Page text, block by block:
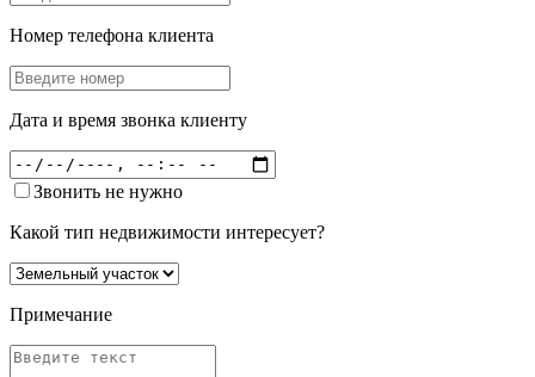
Номер телефона клиента
Дата и время звонка клиенту
Звонить не нужно
Какой тип недвижимости интересует?
Примечание